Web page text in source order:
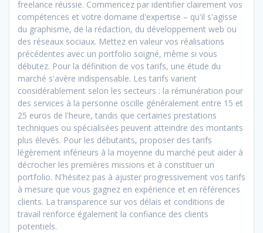
freelance réussie. Commencez par identifier clairement vos
compétences et votre domaine d'expertise – qu'il s'agisse
du graphisme, de la rédaction, du développement web ou
des réseaux sociaux. Mettez en valeur vos réalisations
précédentes avec un portfolio soigné, même si vous
débutez. Pour la définition de vos tarifs, une étude du
marché s'avère indispensable. Les tarifs varient
considérablement selon les secteurs : la rémunération pour
des services à la personne oscille généralement entre 15 et
25 euros de l'heure, tandis que certaines prestations
techniques ou spécialisées peuvent atteindre des montants
plus élevés. Pour les débutants, proposer des tarifs
légèrement inférieurs à la moyenne du marché peut aider à
décrocher les premières missions et à constituer un
portfolio. N'hésitez pas à ajuster progressivement vos tarifs
à mesure que vous gagnez en expérience et en références
clients. La transparence sur vos délais et conditions de
travail renforce également la confiance des clients
potentiels.